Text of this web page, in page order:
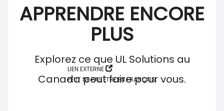
APPRENDRE ENCORE
PLUS
Explorez ce que UL Solutions au
Canada peut faire pour vous.
LIEN EXTERNE
PEUT NE PAS ÊTRE EN FRANÇAIS.